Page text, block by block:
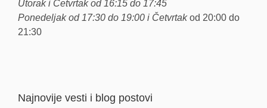
Utorak i Četvrtak od 16:15 do 17:45
Ponedeljak od 17:30 do 19:00 i Četvrtakod 20:00 do
21:30
Najnovije vesti i blog postovi